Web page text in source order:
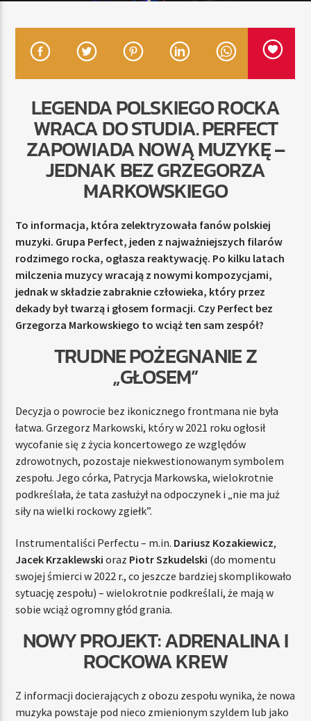
TERAZ
RADIO STREFA MUZY
Radio Strefa Muzy
LEGENDA POLSKIEGO ROCKA
WRACA DO STUDIA. PERFECT
ZAPOWIADA NOWĄ MUZYKĘ –
JEDNAK BEZ GRZEGORZA
MARKOWSKIEGO
To informacja, która zelektryzowała fanów polskiej
muzyki. Grupa Perfect, jeden z najważniejszych filarów
rodzimego rocka, ogłasza reaktywację. Po kilku latach
milczenia muzycy wracają z nowymi kompozycjami,
jednak w składzie zabraknie człowieka, który przez
dekady był twarzą i głosem formacji. Czy Perfect bez
Grzegorza Markowskiego to wciąż ten sam zespół?
TRUDNE POŻEGNANIE Z
„GŁOSEM”
Decyzja o powrocie bez ikonicznego frontmana nie była
łatwa. Grzegorz Markowski, który w 2021 roku ogłosił
wycofanie się z życia koncertowego ze względów
zdrowotnych, pozostaje niekwestionowanym symbolem
zespołu. Jego córka, Patrycja Markowska, wielokrotnie
podkreślała, że tata zasłużył na odpoczynek i „nie ma już
siły na wielki rockowy zgiełk”.
Instrumentaliści Perfectu – m.in. Dariusz Kozakiewicz,
Jacek Krzaklewski oraz Piotr Szkudelski (do momentu
swojej śmierci w 2022 r., co jeszcze bardziej skomplikowało
sytuację zespołu) – wielokrotnie podkreślali, że mają w
sobie wciąż ogromny głód grania.
NOWY PROJEKT: ADRENALINA I
ROCKOWA KREW
Z informacji docierających z obozu zespołu wynika, że nowa
muzyka powstaje pod nieco zmienionym szyldem lub jako